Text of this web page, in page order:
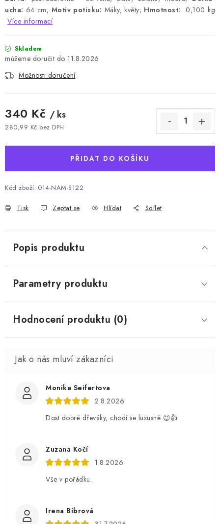
ucha: 64 cm; Motiv potisku: Máky, květy; Hmotnost:
0,100 kg
Více informací
Skladem
11.8.2026
Možnosti doručení
340 Kč / ks
280,99 Kč bez DPH
PŘIDAT DO KOŠÍKU
Kód zboží: 014-NAM-S122
Tisk Zeptat se Hlídat Sdílet
Popis produktu
Parametry produktu
Hodnocení produktu (0)
Monika Seifertova
2.8.2026
Dost dobré dřeváky, chodí se luxusně 😉👍
Zuzana Kočí
1.8.2026
Vše v pořádku.
Irena Bíbrová